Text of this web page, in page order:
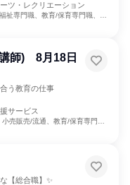
ツ・レクリエーション
職、教育/保育専門職、小売販売/流通
師) 8月18日
う教育の仕事
サービス
売/流通、教育/保育専門職、バックオフィス・事務・受付
【総合職】✨